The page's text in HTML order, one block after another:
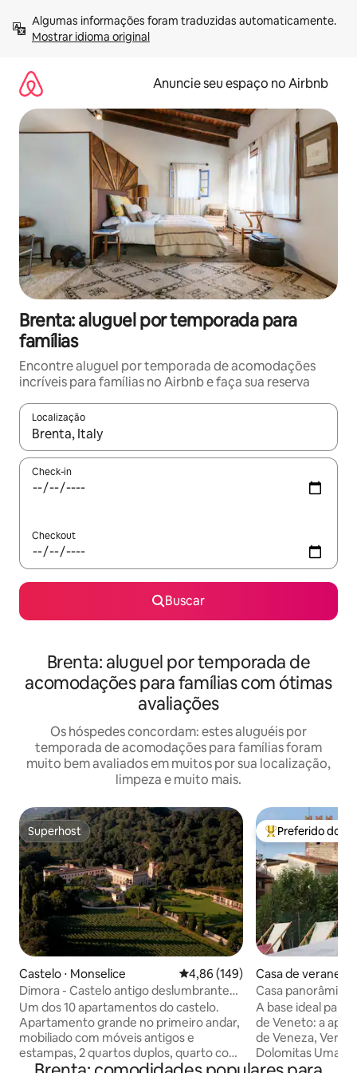
para
Mostrar idioma original
Anuncie seu espaço no Airbnb
Brenta: aluguel por temporada para
famílias
Encontre aluguel por temporada de acomodações
incríveis para famílias no Airbnb e faça sua reserva
Localização
Quando os resultados estiverem disponíveis, explore-os
Check-in
Checkout
Buscar
Brenta: aluguel por temporada de
acomodações para famílias com ótimas
avaliações
Os hóspedes concordam: estes aluguéis por
temporada de acomodações para famílias foram
muito bem avaliados em muitos por sua localização,
limpeza e muito mais.
Superhost
Superhost
Castelo ⋅ Monselice 4,86 de uma avaliação média de
4,86 (149)
Dimora - Castelo antigo deslumbrante
com piscina aquecida
Um dos 10 apartamentos do castelo.
Apartamento grande no primeiro andar,
mobiliado com móveis antigos e
estampas, 2 quartos duplos, quarto com
2 camas de solteiro, grande sala de estar
Entre os
Preferido dos
Casa de veraneio
a
Casa panorâmica
Marostica
A base ideal para
de Veneto: a
de Veneza,
Dolomitas Uma casa de férias grande e
elegante para